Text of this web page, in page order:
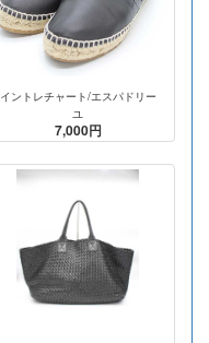
イントレチャート/エスパドリー
ユ
7,000円